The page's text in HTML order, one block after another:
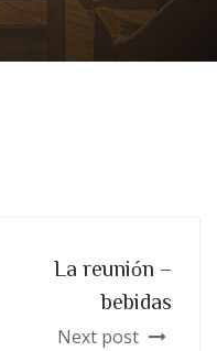
La reunión –
bebidas
Next post